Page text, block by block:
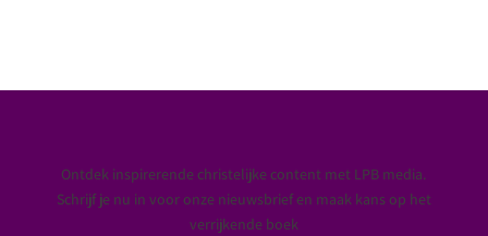
Ontdek inspirerende christelijke content met LPB media.
Schrijf je nu in voor onze nieuwsbrief en maak kans op het
verrijkende boek